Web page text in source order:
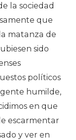
la sociedad
que
matanza de
sido
políticos
humilde,
en que
escarmentar
y ver en